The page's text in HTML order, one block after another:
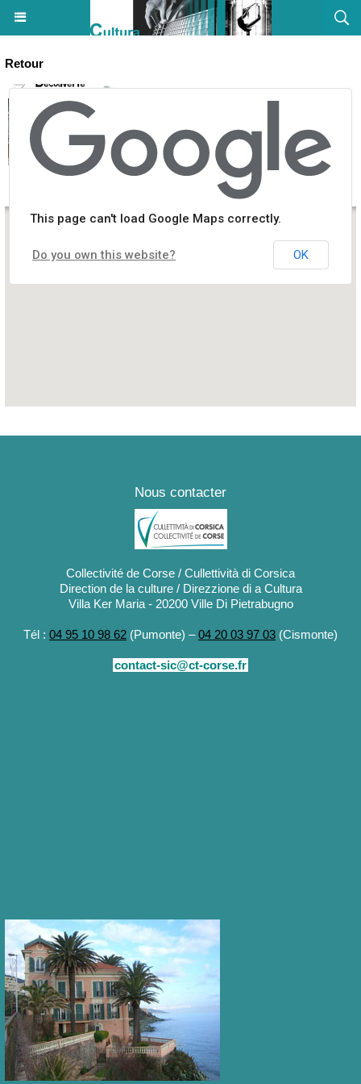
Retour
Découverte des oiseaux l'hiver - Etang de Terrenzana -
This page can't load Google Maps correctly.
Do you own this website? OK
Nous contacter
Collectivité de Corse / Cullettività di Corsica
Direction de la culture / Direzzione di a Cultura
Villa Ker Maria - 20200 Ville Di Pietrabugno
Tél : 04 95 10 98 62 (Pumonte) –04 20 03 97 03 (Cismonte)
contact-sic@ct-corse.fr